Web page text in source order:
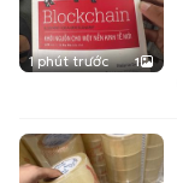
1 phút trước 1